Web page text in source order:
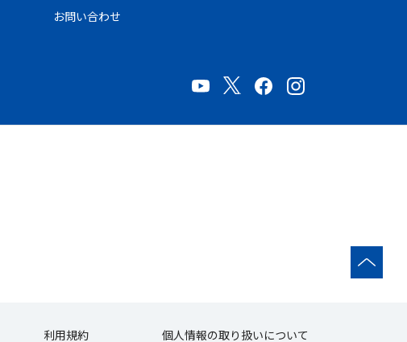
お問い合わせ
利用規約 個人情報の取り扱いについて